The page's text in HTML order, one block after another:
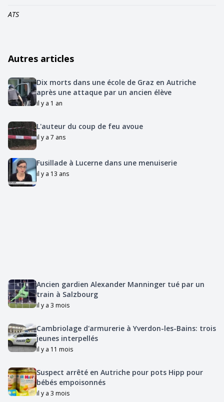
ATS
Autres articles
Dix morts dans une école de Graz en Autriche
après une attaque par un ancien élève
il y a 1 an
L'auteur du coup de feu avoue
il y a 7 ans
Fusillade à Lucerne dans une menuiserie
il y a 13 ans
Ancien gardien Alexander Manninger tué par un
train à Salzbourg
il y a 3 mois
Cambriolage d'armurerie à Yverdon-les-Bains: trois
jeunes interpellés
il y a 11 mois
Suspect arrêté en Autriche pour pots Hipp pour
bébés empoisonnés
il y a 3 mois